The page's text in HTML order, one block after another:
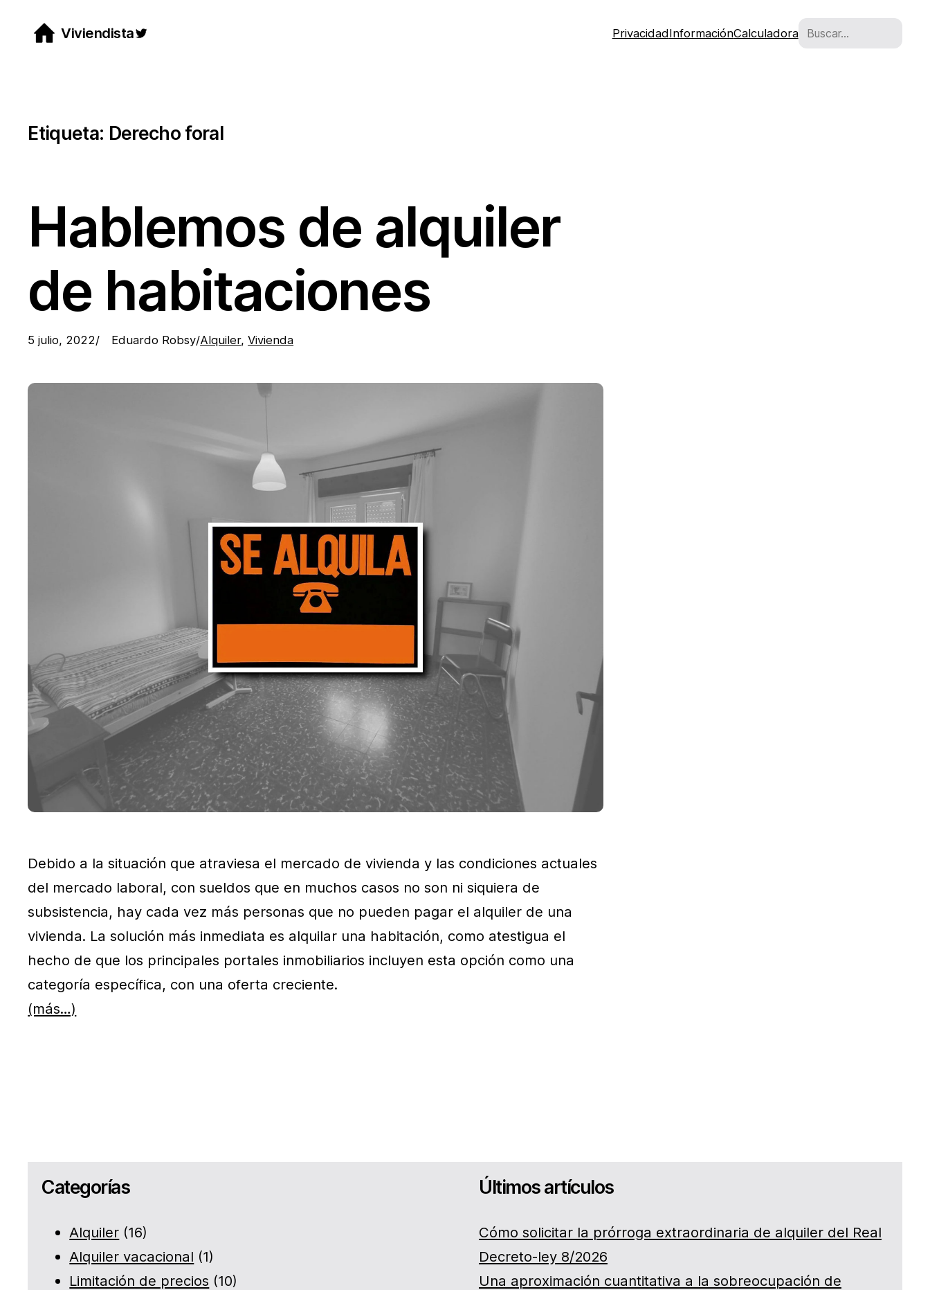
ViviendistaTwitter PrivacidadInformaciónCalculadoraBuscar
Etiqueta: Derecho foral
Hablemos de alquiler
de habitaciones
5 julio, 2022/ Eduardo Robsy/Alquiler, Vivienda
Debido a la situación que atraviesa el mercado de vivienda y las condiciones actuales
del mercado laboral, con sueldos que en muchos casos no son ni siquiera de
subsistencia, hay cada vez más personas que no pueden pagar el alquiler de una
vivienda. La solución más inmediata es alquilar una habitación, como atestigua el
hecho de que los principales portales inmobiliarios incluyen esta opción como una
categoría específica, con una oferta creciente.
(más…)
Categorías
Alquiler (16)
Alquiler vacacional (1)
Limitación de precios (10)
Últimos artículos
Cómo solicitar la prórroga extraordinaria de alquiler del Real
Decreto-ley 8/2026
Una aproximación cuantitativa a la sobreocupación de